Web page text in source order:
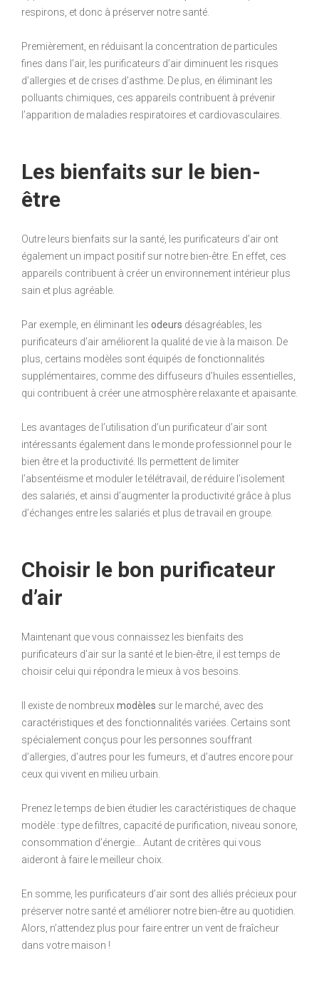
respirons, et donc à préserver notre santé.
Premièrement, en réduisant la concentration de particules
fines dans l’air, les purificateurs d’air diminuent les risques
d’allergies et de crises d’asthme. De plus, en éliminant les
polluants chimiques, ces appareils contribuent à prévenir
l’apparition de maladies respiratoires et cardiovasculaires.
Les bienfaits sur le bien-
être
Outre leurs bienfaits sur la santé, les purificateurs d’air ont
également un impact positif sur notre bien-être. En effet, ces
appareils contribuent à créer un environnement intérieur plus
sain et plus agréable.
Par exemple, en éliminant les odeurs désagréables, les
purificateurs d’air améliorent la qualité de vie à la maison. De
plus, certains modèles sont équipés de fonctionnalités
supplémentaires, comme des diffuseurs d’huiles essentielles,
qui contribuent à créer une atmosphère relaxante et apaisante.
Les avantages de l’utilisation d’un purificateur d’air sont
intéressants également dans le monde professionnel pour le
bien être et la productivité. Ils permettent de limiter
l’absentéisme et moduler le télétravail, de réduire l’isolement
des salariés, et ainsi d’augmenter la productivité grâce à plus
d’échanges entre les salariés et plus de travail en groupe.
Choisir le bon purificateur
d’air
Maintenant que vous connaissez les bienfaits des
purificateurs d’air sur la santé et le bien-être, il est temps de
choisir celui qui répondra le mieux à vos besoins.
Il existe de nombreux modèles sur le marché, avec des
caractéristiques et des fonctionnalités variées. Certains sont
spécialement conçus pour les personnes souffrant
d’allergies, d’autres pour les fumeurs, et d’autres encore pour
ceux qui vivent en milieu urbain.
Prenez le temps de bien étudier les caractéristiques de chaque
modèle : type de filtres, capacité de purification, niveau sonore,
consommation d’énergie… Autant de critères qui vous
aideront à faire le meilleur choix.
En somme, les purificateurs d’air sont des alliés précieux pour
préserver notre santé et améliorer notre bien-être au quotidien.
Alors, n’attendez plus pour faire entrer un vent de fraîcheur
dans votre maison !